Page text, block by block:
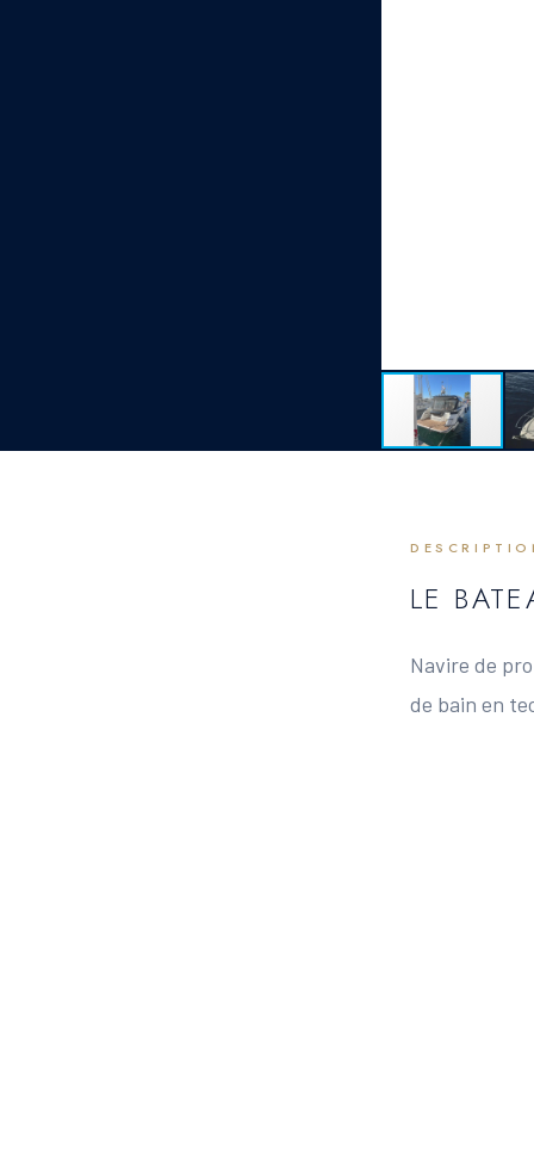
LE
Navire de
de bain en